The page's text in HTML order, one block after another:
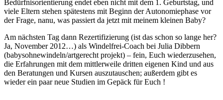
Bedürfnisorientierung endet eben nicht mit dem 1. Geburtstag, und
viele Eltern stehen spätestens mit Beginn der Autonomiephase vor
der Frage, nanu, was passiert da jetzt mit meinem kleinen Baby?
Am nächsten Tag dann Rezertifizierung (ist das schon so lange her?
Ja, November 2012…) als Windelfrei-Coach bei Julia Dibbern
(babysohnewindeln/artgerecht projekt) – fein, Euch wiederzusehen,
die Erfahrungen mit dem mittlerweile dritten eigenen Kind und aus
den Beratungen und Kursen auszutauschen; außerdem gibt es
wieder ein paar neue Studien im Gepäck für Euch !